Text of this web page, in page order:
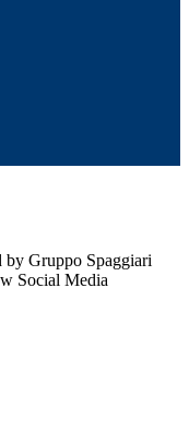
by Gruppo Spaggiari
Social Media